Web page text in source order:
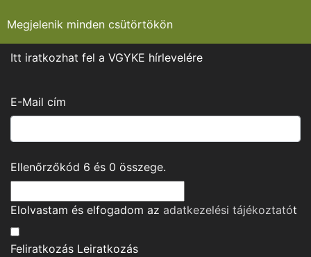
Megjelenik minden csütörtökön
Itt iratkozhat fel a VGYKE hírlevelére
E-Mail cím
Ellenőrzőkód 6 és 0 összege.
Elolvastam és elfogadom az adatkezelési tájékoztatót
Feliratkozás Leiratkozás